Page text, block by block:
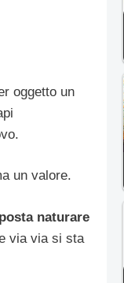
oggetto un
un valore.
naturare
via via si sta